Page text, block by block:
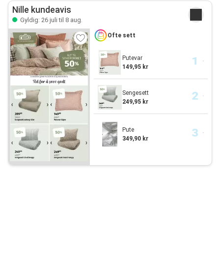
Nille kundeavis
Gyldig: 26 juli til 8 aug.
Ofte sett
Putevar
149,95 kr
Sengesett
249,95 kr
Pute
349,90 kr